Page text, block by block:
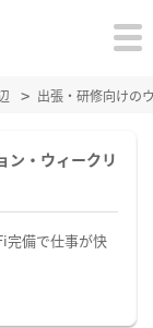
出張・研修向けの
ン・ウィークリ
完備で仕事が快